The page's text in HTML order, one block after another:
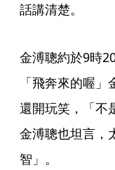
話講清楚。
金溥聰約於9時
「飛奔來的喔
還開玩笑，「不
金溥聰也坦言，
智」。